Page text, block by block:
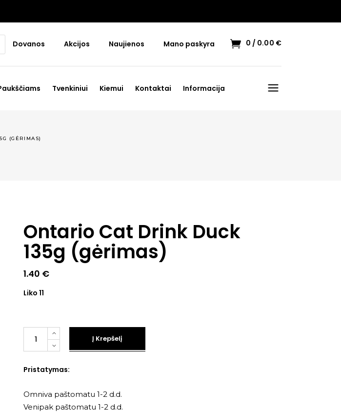
Dovanos Akcijos Naujienos Mano paskyra 0 0.00 €
Tvenkiniui Kiemui Kontaktai Informacija
(GĖRIMAS)
Ontario Cat Drink Duck
135g (gėrimas)
1.40 €
Liko 11
Į Krepšelį
Pristatymas:
Omniva paštomatu 1-2 d.d.
Venipak paštomatu 1-2 d.d.